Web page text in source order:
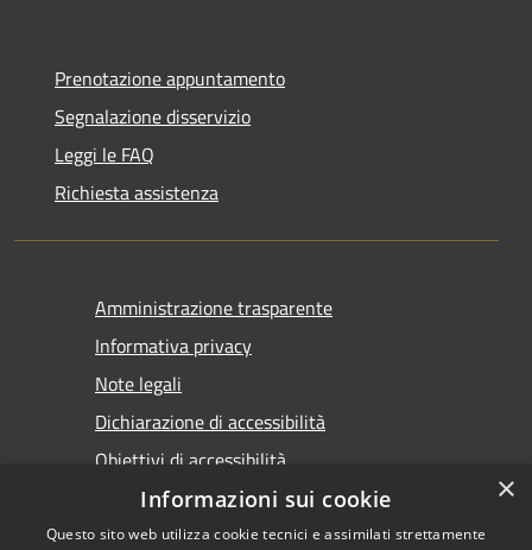
Prenotazione appuntamento
Segnalazione disservizio
Leggi le FAQ
Richiesta assistenza
Amministrazione trasparente
Informativa privacy
Note legali
Dichiarazione di accessibilità
Obiettivi di accessibilità
×
Informazioni sui cookie
Questo sito web utilizza cookie tecnici e assimilati strettamente